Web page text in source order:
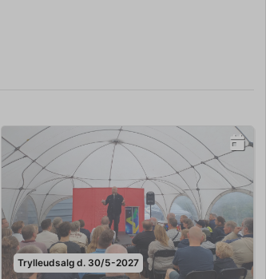
Trylleudsalg d. 30/5-2027